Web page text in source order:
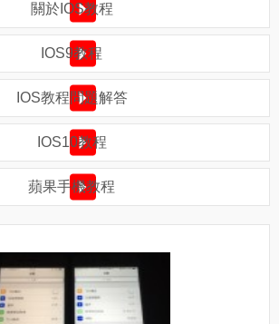
關於IOS教程
IOS9教程
IOS教程問題解答
IOS10教程
蘋果手機教程